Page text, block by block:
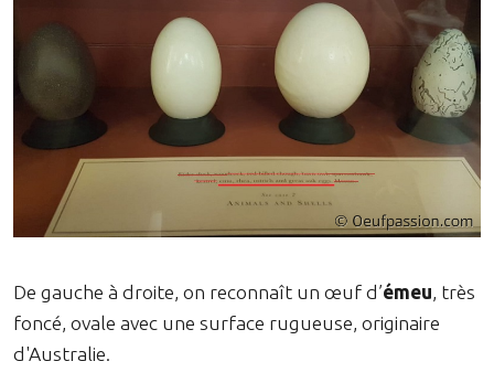
De gauche à droite, on reconnaît un œuf d’émeu , très
foncé, ovale avec une surface rugueuse, originaire
d'Australie.